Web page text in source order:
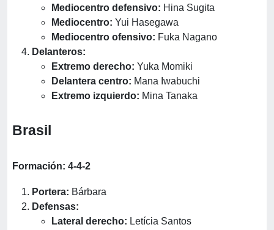
Mediocentro defensivo: Hina Sugita
Mediocentro: Yui Hasegawa
Mediocentro ofensivo: Fuka Nagano
Delanteros:
Extremo derecho: Yuka Momiki
Delantera centro: Mana Iwabuchi
Extremo izquierdo: Mina Tanaka
Brasil
Formación: 4-4-2
Portera: Bárbara
Defensas:
Lateral derecho: Letícia Santos